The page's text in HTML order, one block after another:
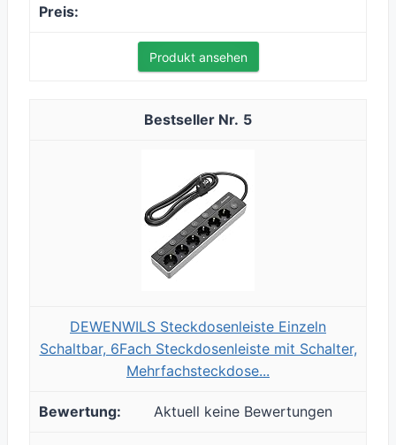
Produkt ansehen
5
DEWENWILS Steckdosenleiste Einzeln
Schaltbar, 6Fach Steckdosenleiste mit Schalter,
Mehrfachsteckdose...
Aktuell keine Bewertungen